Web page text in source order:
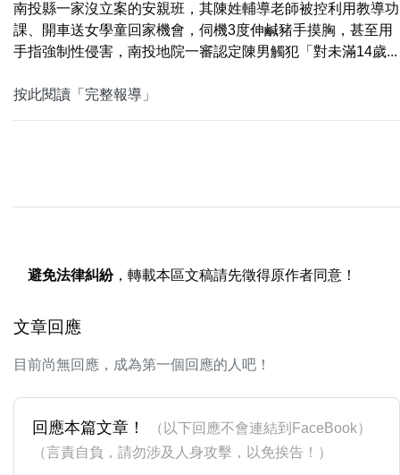
南投縣一家沒立案的安親班，其陳姓輔導老師被控利用教導功
課、開車送女學童回家機會，伺機3度伸鹹豬手摸胸，甚至用
手指強制性侵害，南投地院一審認定陳男觸犯「對未滿14歲...
按此閱讀「完整報導」
避免法律糾紛，轉載本區文稿請先徵得原作者同意！
文章回應
目前尚無回應，成為第一個回應的人吧！
回應本篇文章！
（以下回應不會連結到FaceBook）
（言責自負，請勿涉及人身攻擊，以免挨告！）